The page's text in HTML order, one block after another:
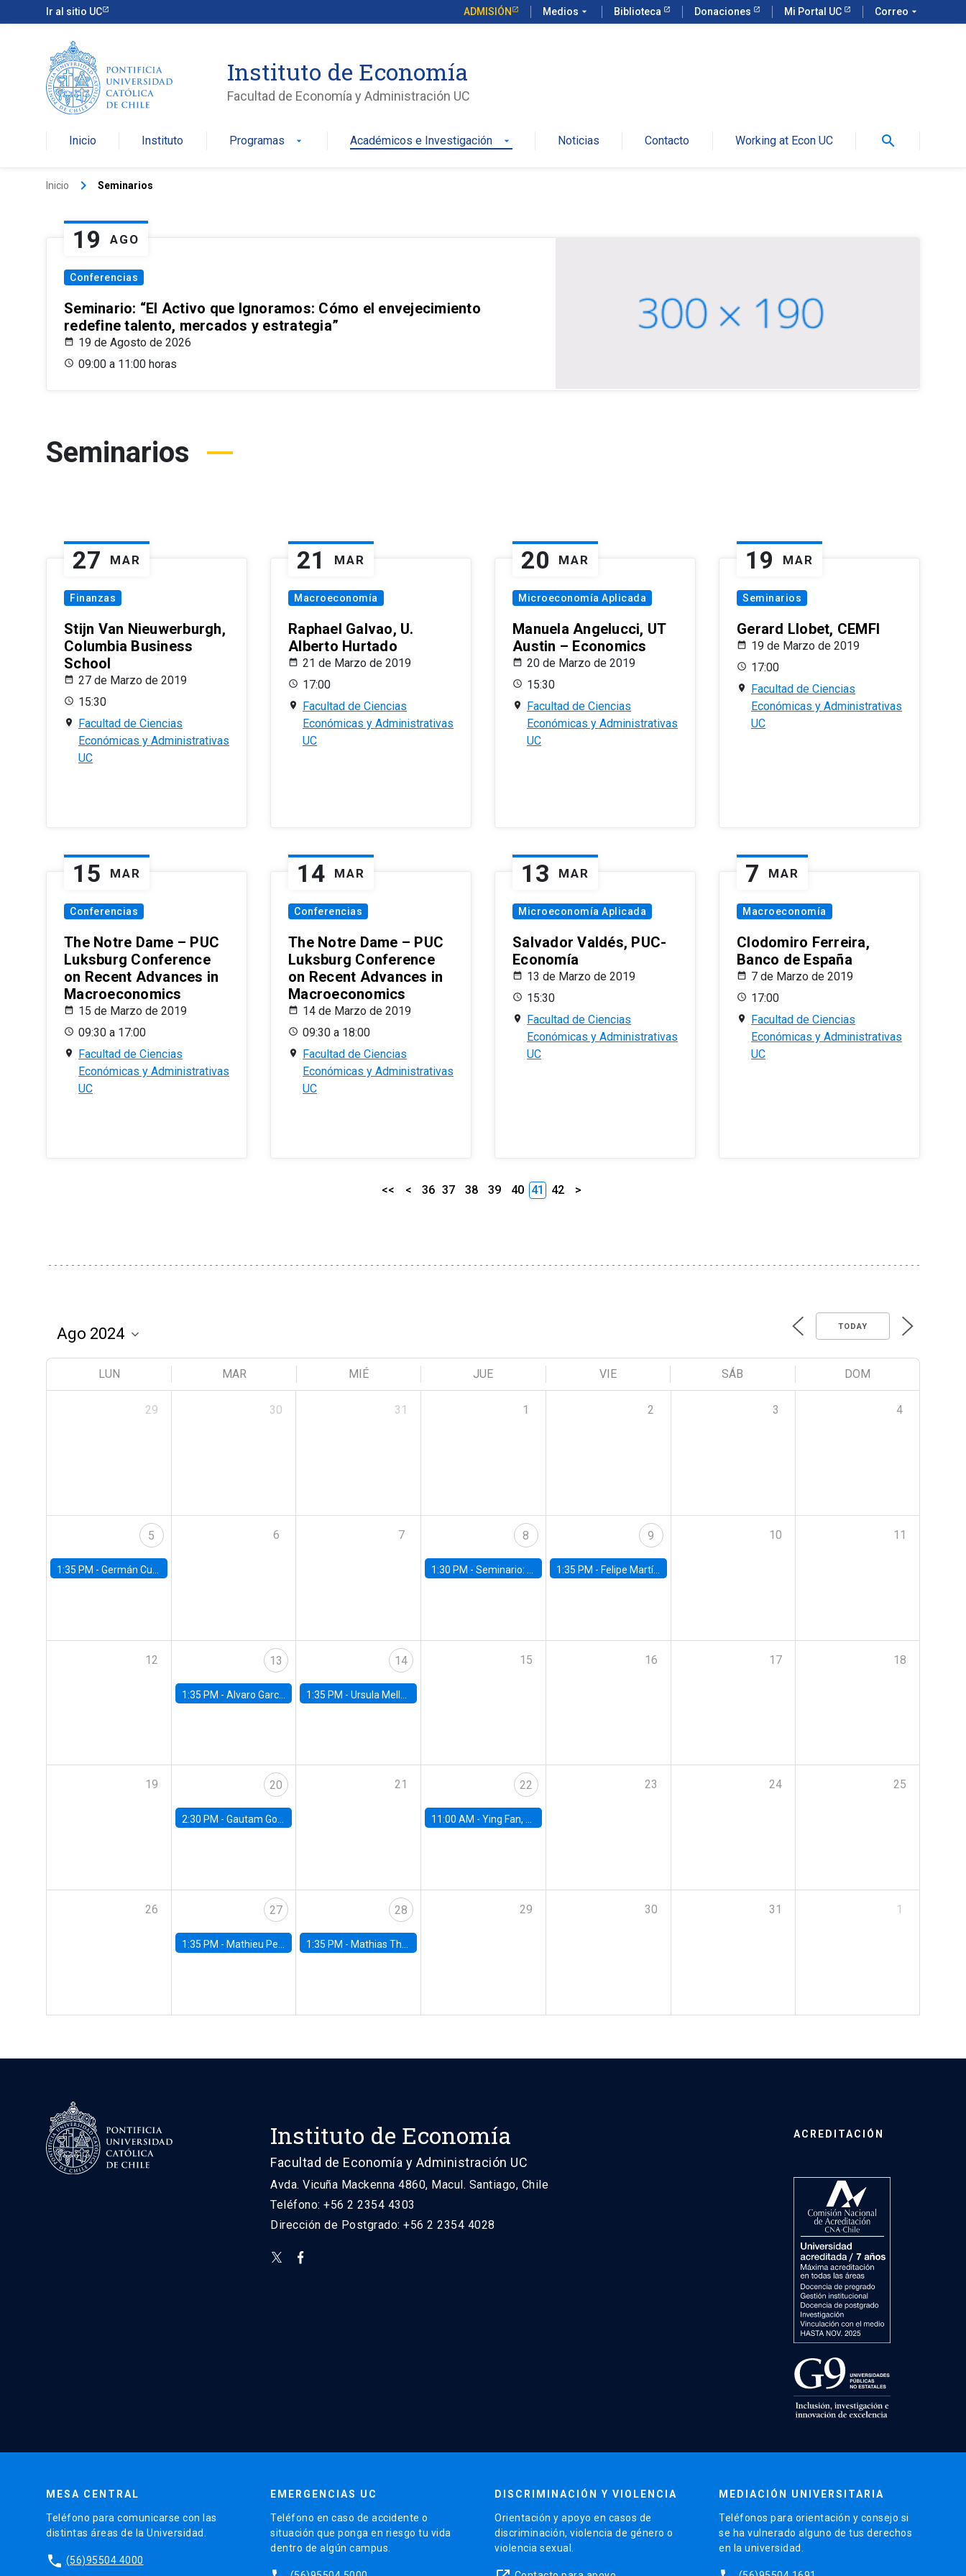
Ir al sitio UC ADMISIÓN Medios arrow_drop_down Biblioteca Donaciones Mi Portal UC Correo arrow_drop_down
Instituto de Economía
Facultad de Economía y Administración UC
Inicio Instituto Programas arrow_drop_down Académicos e Investigación arrow_drop_down Noticias Contacto Working at Econ UC search
Inicio keyboard_arrow_right Seminarios
19 AGO
Conferencias
Seminario: “El Activo que Ignoramos: Cómo el envejecimiento
redefine talento, mercados y estrategia”
19 de Agosto de 2026
09:00 a 11:00 horas
Seminarios
27 MAR
Finanzas
Stijn Van Nieuwerburgh,
Columbia Business
School
27 de Marzo de 2019
15:30
Facultad de Ciencias
Económicas y Administrativas
UC
21 MAR
Macroeconomía
Raphael Galvao, U.
Alberto Hurtado
21 de Marzo de 2019
17:00
Facultad de Ciencias
Económicas y Administrativas
UC
20 MAR
Microeconomía Aplicada
Manuela Angelucci, UT
Austin – Economics
20 de Marzo de 2019
15:30
Facultad de Ciencias
Económicas y Administrativas
UC
19 MAR
Seminarios
Gerard Llobet, CEMFI
19 de Marzo de 2019
17:00
Facultad de Ciencias
Económicas y Administrativas
UC
15 MAR
Conferencias
The Notre Dame – PUC
Luksburg Conference
on Recent Advances in
Macroeconomics
15 de Marzo de 2019
09:30 a 17:00
Facultad de Ciencias
Económicas y Administrativas
UC
14 MAR
Conferencias
The Notre Dame – PUC
Luksburg Conference
on Recent Advances in
Macroeconomics
14 de Marzo de 2019
09:30 a 18:00
Facultad de Ciencias
Económicas y Administrativas
UC
13 MAR
Microeconomía Aplicada
Salvador Valdés, PUC-
Economía
13 de Marzo de 2019
15:30
Facultad de Ciencias
Económicas y Administrativas
UC
7 MAR
Macroeconomía
Clodomiro Ferreira,
Banco de España
7 de Marzo de 2019
17:00
Facultad de Ciencias
Económicas y Administrativas
UC
<< < 36 37 38 39 40 41 42 >
TODAY
LUN MAR MIÉ JUE VIE SÁB DOM
29 30 31 1 2 3 4
5
1:35 PM - Germán Cubas, University of Houston
6 7 8
1:30 PM -Seminario: “Recuperando la humanidad para progresar en la era de la IA»
9
1:35 PM - Felipe Martínez, alumno Doctorado en Economía UC
10 11
12 13
1:35 PM - Alvaro Garcia-Marin, Universidad de Los Andes
14
1:35 PM -Ursula Mello, Insper - Institute of Education and Research
15 16 17 18
19 20
2:30 PM - Gautam Gowrisankaran, Columbia University
21 22
11:00 AM -Ying Fan, University of Michigan
23 24 25
26 27
1:35 PM - Mathieu Pedemonte, IDB
28
1:35 PM - Mathias Thoenig, University of Lausanne
29 30 31 1
Instituto de Economía
Facultad de Economía y Administración UC
Avda. Vicuña Mackenna 4860, Macul. Santiago, Chile
Teléfono: +56 2 2354 4303
Dirección de Postgrado: +56 2 2354 4028
ACREDITACIÓN
MESA CENTRAL
Teléfono para comunicarse con las
distintas áreas de la Universidad.
phone (56)95504 4000
EMERGENCIAS UC
Teléfono en caso de accidente o
situación que ponga en riesgo tu vida
dentro de algún campus.
DISCRIMINACIÓN Y VIOLENCIA
Orientación y apoyo en casos de
discriminación, violencia de género o
violencia sexual.
MEDIACIÓN UNIVERSITARIA
Teléfonos para orientación y consejo si
se ha vulnerado alguno de tus derechos
en la universidad.